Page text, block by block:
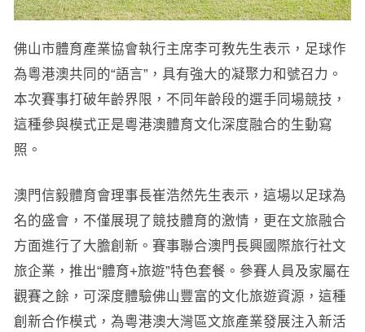
佛山市體育產業協會執行主席李可教先生表示，足球作
為粵港澳共同的“語言”，具有強大的凝聚力和號召力。
本次賽事打破年齡界限，不同年齡段的選手同場競技，
這種參與模式正是粵港澳體育文化深度融合的生動寫
照。
澳門信毅體育會理事長崔浩然先生表示，這場以足球為
名的盛會，不僅展現了競技體育的激情，更在文旅融合
方面進行了大膽創新。賽事聯合澳門長興國際旅行社文
旅企業，推出“體育+旅遊”特色套餐。參賽人員及家屬在
觀賽之餘，可深度體驗佛山豐富的文化旅遊資源，這種
創新合作模式，為粵港澳大灣區文旅產業發展注入新活